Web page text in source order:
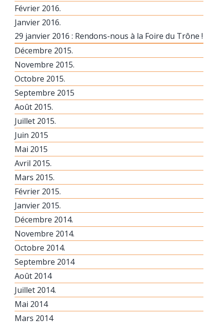
Février 2016.
Janvier 2016.
29 janvier 2016 : Rendons-nous à la Foire du Trône !
Décembre 2015.
Novembre 2015.
Octobre 2015.
Septembre 2015
Août 2015.
Juillet 2015.
Juin 2015
Mai 2015
Avril 2015.
Mars 2015.
Février 2015.
Janvier 2015.
Décembre 2014.
Novembre 2014.
Octobre 2014.
Septembre 2014
Août 2014
Juillet 2014.
Mai 2014
Mars 2014